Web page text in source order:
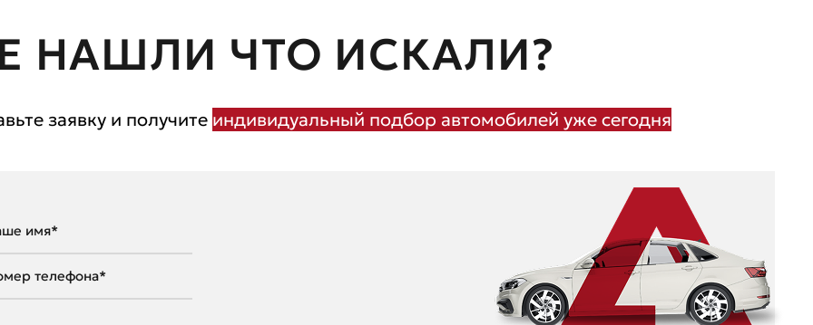
НАШЛИ ЧТО ИСКАЛИ?
заявку и получите индивидуальный подбор автомобилей уже сегодня